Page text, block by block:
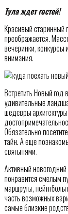
Тула ждет гостей!
Красивый старинный
преображается.
вечеринки, конкурсы
внимания.
Встретить Новый
удивительные
шедевры
Обязательно
тайн. А еще
святынями.
Активный
понравится смелым
маршруты,
часть возможных
самые близкие